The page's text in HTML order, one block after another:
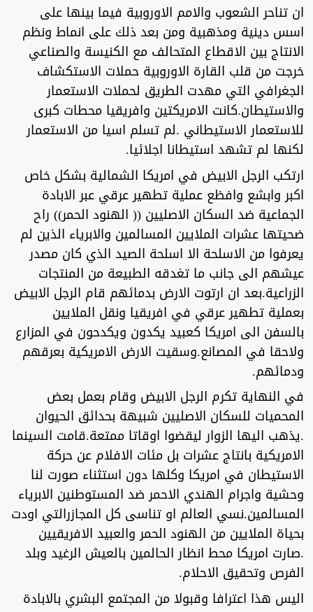
ان تناحر الشعوب والامم الاوروبية فيما بينها على
اسس دينية ومذهبية ومن بعد ذلك على انماط ونظم
الانتاج بين الاقطاع المتحالف مع الكنيسة والصناعي
خرجت من قلب القارة الاوروبية حملات الاستكشاف
الجغرافي التي مهدت الطريق لحملات الاستعمار
والاستيطان.كانت الامريكتين وافريقيا محطات كبرى
للاستعمار الاستيطاني .لم تسلم اسيا من الاستعمار
لكنها لم تشهد استيطانا اجلائيا.
ارتكب الرجل الابيض في امريكا الشمالية بشكل خاص
اكبر وابشع وافظع عملية تطهير عرقي عبر الابادة
الجماعية ضد السكان الاصليين (( الهنود الحمر)) راح
ضحيتها عشرات الملايين المسالمين والابرياء الذين لم
يعرفوا من الاسلحة الا اسلحة الصيد الذي كان مصدر
عيشهم الى جانب ما تغدقه الطبيعة من المنتجات
الزراعية.بعد ان ارتوت الارض بدمائهم قام الرجل الابيض
بعملية تطهير عرقي في افريقيا ونقل الملايين
بالسفن الى امريكا كعبيد يكدون ويكدحون في المزارع
ولاحقا في المصانع.وسقيت الارض الامريكية بعرقهم
ودمائهم.
في النهاية تكرم الرجل الابيض وقام بعمل بعض
المحميات للسكان الاصليين شبيهة بحدائق الحيوان
.يذهب اليها الزوار ليقضوا اوقاتا ممتعة.قامت السينما
الامريكية بانتاج عشرات بل مئات الافلام عن حركة
الاستيطان في امريكا وكلها دون استثناء صورت لنا
وحشية واجرام الهندي الاحمر ضد المستوطنين الابرياء
المسالمين.نسي العالم او تناسى كل المجازرالتي اودت
بحياة الملايين من الهنود الحمر والعبيد الافريقيين
.صارت امريكا محط انظار الحالمين بالعيش الرغيد وبلد
الفرص وتحقيق الاحلام.
اليس هذا اعترافا وقبولا من المجتمع البشري بالابادة